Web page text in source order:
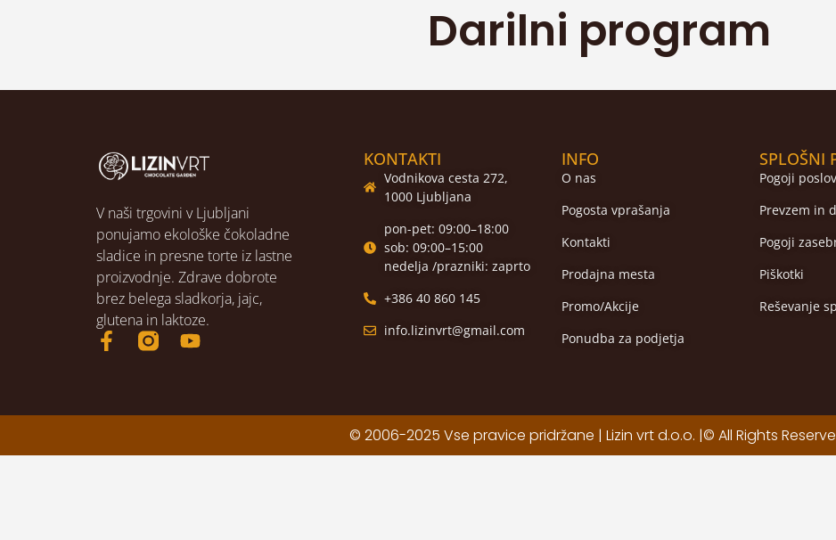
Darilni program
V naši trgovini v Ljubljani
ponujamo ekološke čokoladne
sladice in presne torte iz lastne
proizvodnje. Zdrave dobrote
brez belega sladkorja, jajc,
glutena in laktoze.
KONTAKTI
Vodnikova cesta 272,
1000 Ljubljana
pon-pet: 09:00–18:00
sob: 09:00–15:00
nedelja /prazniki: zaprto
+386 40 860 145
info.lizinvrt@gmail.com
INFO
O nas
Pogosta vprašanja
Kontakti
Prodajna mesta
Promo/Akcije
Ponudba za podjetja
SPLOŠNI
Pogoji
Prevzem in
Pogoji
Piškotki
Reševanje
© 2006-2025 Vse pravice pridržane | Lizin vrt d.o.o. |© All Rights